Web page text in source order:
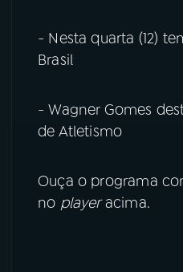
Instagram
- Nesta quarta (12)
Brasil
- Wagner Gomes
de Atletismo
Ouça o programa
no playeracima.